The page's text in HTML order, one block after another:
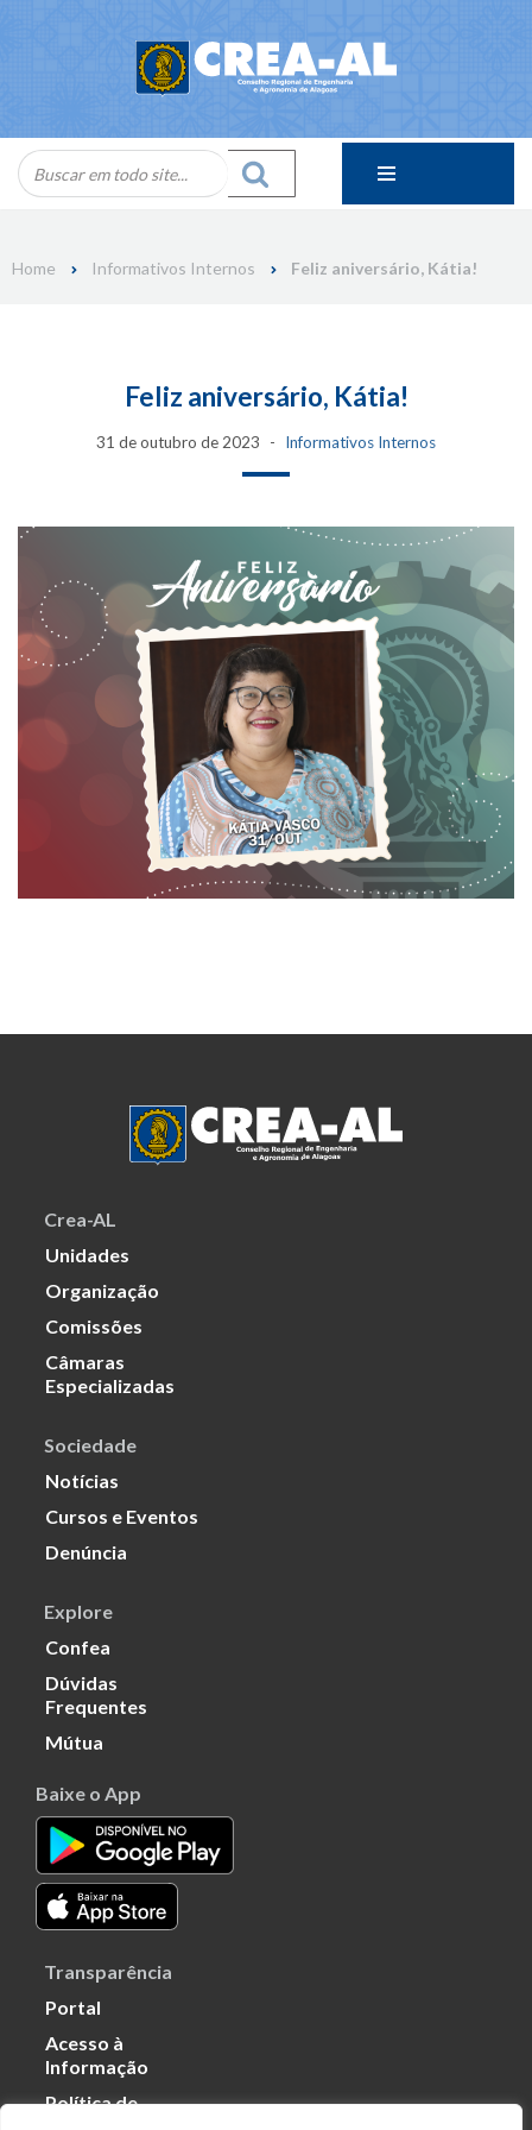
Home Informativos Internos Feliz aniversário, Kátia!
Feliz aniversário, Kátia!
31 de outubro de 2023 Informativos Internos
Crea-AL
Unidades
Organização
Comissões
Câmaras
Especializadas
Sociedade
Notícias
Cursos e Eventos
Denúncia
Explore
Confea
Dúvidas
Frequentes
Mútua
Baixe o App
Transparência
Portal
Acesso à
Informação
Política de